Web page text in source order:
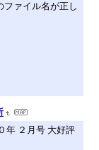
ファイル名が正し
年 ２月号 大好評